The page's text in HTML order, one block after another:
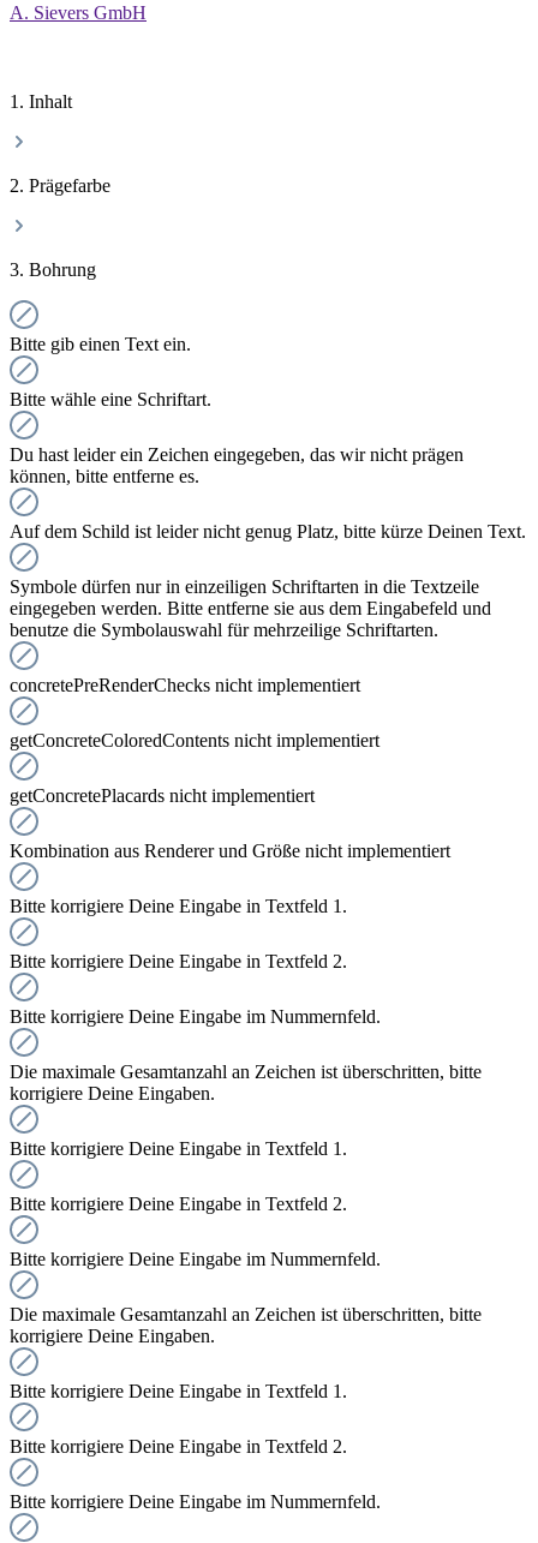
A. Sievers GmbH
1. Inhalt
2. Prägefarbe
3. Bohrung
Bitte gib einen Text ein.
Bitte wähle eine Schriftart.
Du hast leider ein Zeichen eingegeben, das wir nicht prägen
können, bitte entferne es.
Auf dem Schild ist leider nicht genug Platz, bitte kürze Deinen Text.
Symbole dürfen nur in einzeiligen Schriftarten in die Textzeile
eingegeben werden. Bitte entferne sie aus dem Eingabefeld und
benutze die Symbolauswahl für mehrzeilige Schriftarten.
concretePreRenderChecks nicht implementiert
getConcreteColoredContents nicht implementiert
getConcretePlacards nicht implementiert
Kombination aus Renderer und Größe nicht implementiert
Bitte korrigiere Deine Eingabe in Textfeld 1.
Bitte korrigiere Deine Eingabe in Textfeld 2.
Bitte korrigiere Deine Eingabe im Nummernfeld.
Die maximale Gesamtanzahl an Zeichen ist überschritten, bitte
korrigiere Deine Eingaben.
Bitte korrigiere Deine Eingabe in Textfeld 1.
Bitte korrigiere Deine Eingabe in Textfeld 2.
Bitte korrigiere Deine Eingabe im Nummernfeld.
Die maximale Gesamtanzahl an Zeichen ist überschritten, bitte
korrigiere Deine Eingaben.
Bitte korrigiere Deine Eingabe in Textfeld 1.
Bitte korrigiere Deine Eingabe in Textfeld 2.
Bitte korrigiere Deine Eingabe im Nummernfeld.